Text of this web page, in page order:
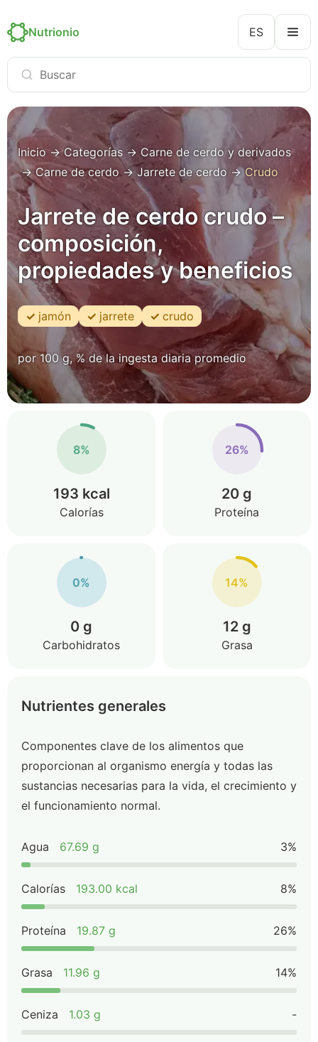
Nutrionio ES
Inicio→Categorías → Carne de cerdo y derivados
→Carne de cerdo→Jarrete de cerdo →Crudo
Jarrete de cerdo crudo –
composición,
propiedades y beneficios
jamón jarrete crudo
por 100 g, % de la ingesta diaria promedio
8%
193 kcal
Calorías
26%
20 g
Proteína
0%
0 g
Carbohidratos
14%
12 g
Grasa
Nutrientes generales
Componentes clave de los alimentos que
proporcionan al organismo energía y todas las
sustancias necesarias para la vida, el crecimiento y
el funcionamiento normal.
Agua 67.69 g 3%
Calorías 193.00 kcal 8%
Proteína 19.87 g 26%
Grasa 11.96 g 14%
Ceniza 1.03 g -